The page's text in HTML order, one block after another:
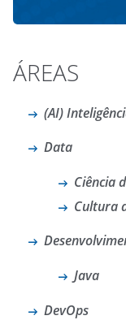
ÁREAS
(AI)
Data
Ciência
Cultura
Java
DevOps